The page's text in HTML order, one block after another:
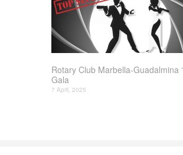
Rotary Club Marbella-Guadalmina
Gala
7 April, 2025